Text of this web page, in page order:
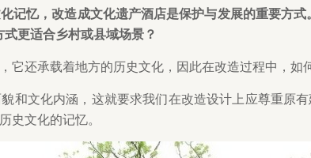
记忆，改造成文化遗产酒店是保护与发展的重要方
更适合乡村或县域场景？
它还承载着地方的历史文化，因此在改造过程中，如
和文化内涵，这就要求我们在改造设计上应尊重原
史文化的记忆。